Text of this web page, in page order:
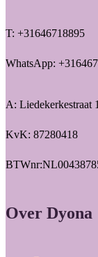
T: +31646718895
WhatsApp:
A:
KvK: 87280418
Over Dyona